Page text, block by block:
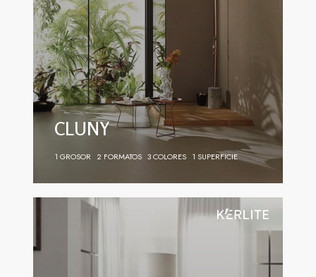
CLUNY
1 GROSOR 2 FORMATOS 3 COLORES 1 SUPERFICIE